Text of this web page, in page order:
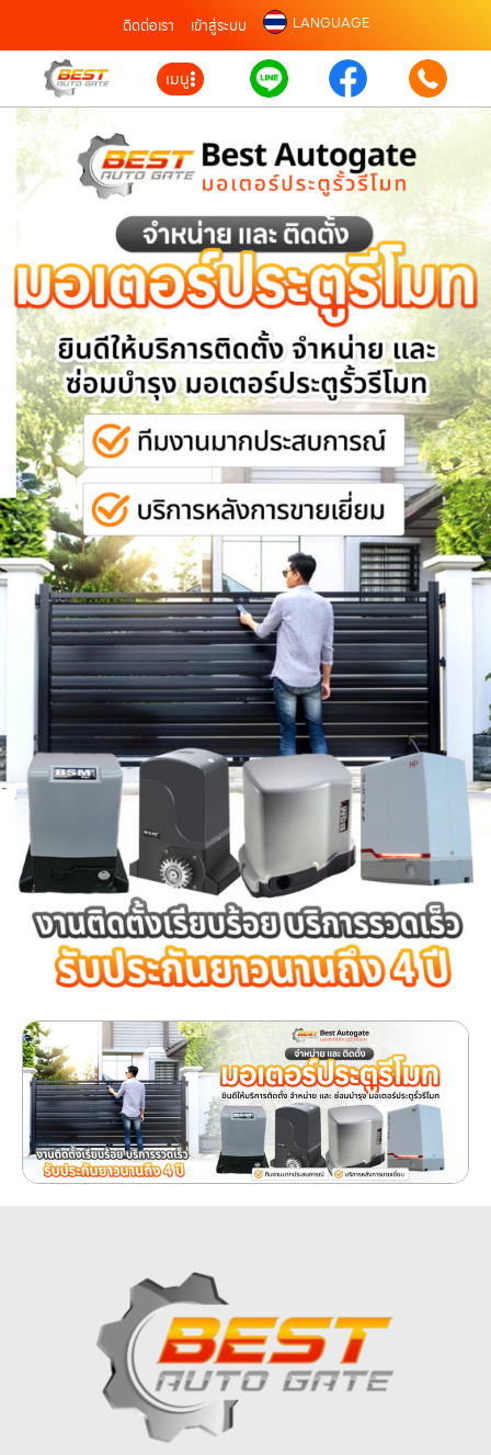
ติดต่อเรา เข้าสู่ระบบ LANGUAGE
เมนู